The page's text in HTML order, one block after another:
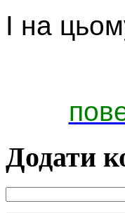
І на
Додати